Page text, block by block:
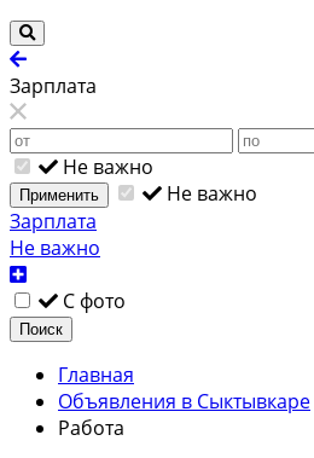
Зарплата
Не важно
Применить
Не важно
Зарплата
Не важно
С фото
Поиск
Главная
Объявления в Сыктывкаре
Работа